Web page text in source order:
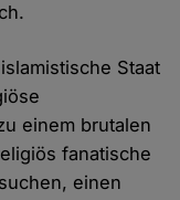
Staat
einem brutalen
fanatische
einen